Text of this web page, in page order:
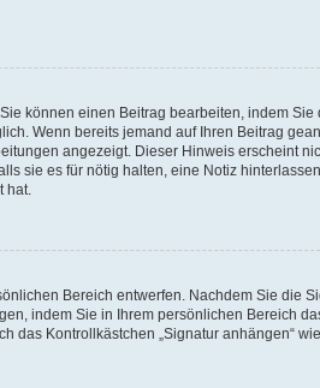
können einen Beitrag bearbeiten, indem Sie
Wenn bereits jemand auf Ihren Beitrag
angezeigt. Dieser Hinweis erscheint
sie es für nötig halten, eine Notiz
hat.
Bereich entwerfen. Nachdem Sie die
indem Sie in Ihrem persönlichen Bereich
Kontrollkästchen „Signatur anhängen“